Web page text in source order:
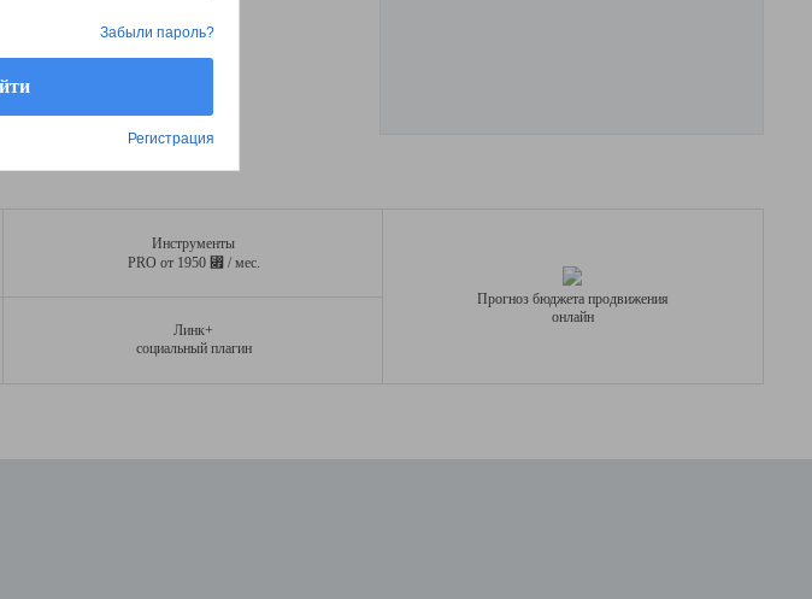
Инструменты
PRO от 1950 ⃏ / мес.
Линк+
социальный плагин
Прогноз бюджета продвижения
онлайн
Регистрация
Забыли пароль?